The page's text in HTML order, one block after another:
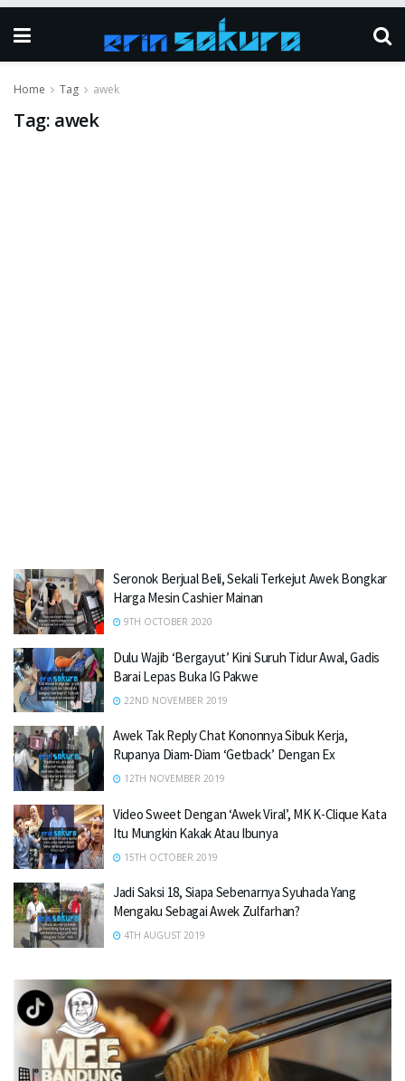
Home Tag awek
Tag: awek
Seronok Berjual Beli, Sekali Terkejut Awek Bongkar
Harga Mesin Cashier Mainan
9TH OCTOBER 2020
Dulu Wajib ‘Bergayut’ Kini Suruh Tidur Awal, Gadis
Barai Lepas Buka IG Pakwe
22ND NOVEMBER 2019
Awek Tak Reply Chat Kononnya Sibuk Kerja,
Rupanya Diam-Diam ‘Getback’ Dengan Ex
12TH NOVEMBER 2019
Video Sweet Dengan ‘Awek Viral’, MK K-Clique Kata
Itu Mungkin Kakak Atau Ibunya
15TH OCTOBER 2019
Jadi Saksi 18, Siapa Sebenarnya Syuhada Yang
Mengaku Sebagai Awek Zulfarhan?
4TH AUGUST 2019